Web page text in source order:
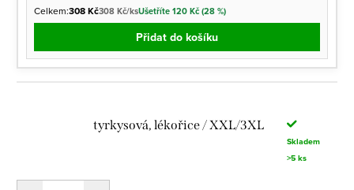
Celkem:308 Kč308 Kč/ksUšetříte 120 Kč (28 %)
Přidat do košíku
tyrkysová, lékořice / XXL/3XL
Skladem
>5 ks